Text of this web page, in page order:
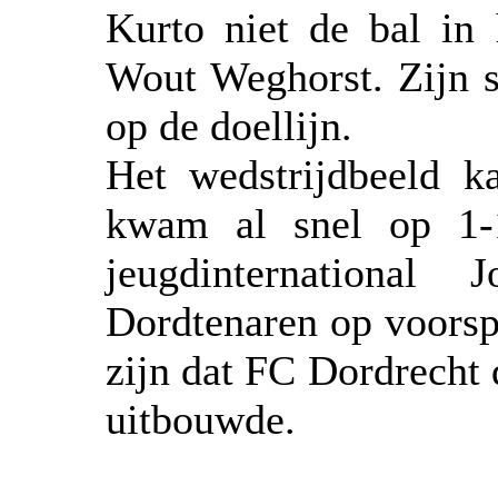
Kurto niet de bal in
Wout Weghorst. Zijn
op de doellijn.
Het wedstrijdbeeld
kwam al snel op
Dordtenaren op
zijn dat FC Dordrecht
uitbouwde.